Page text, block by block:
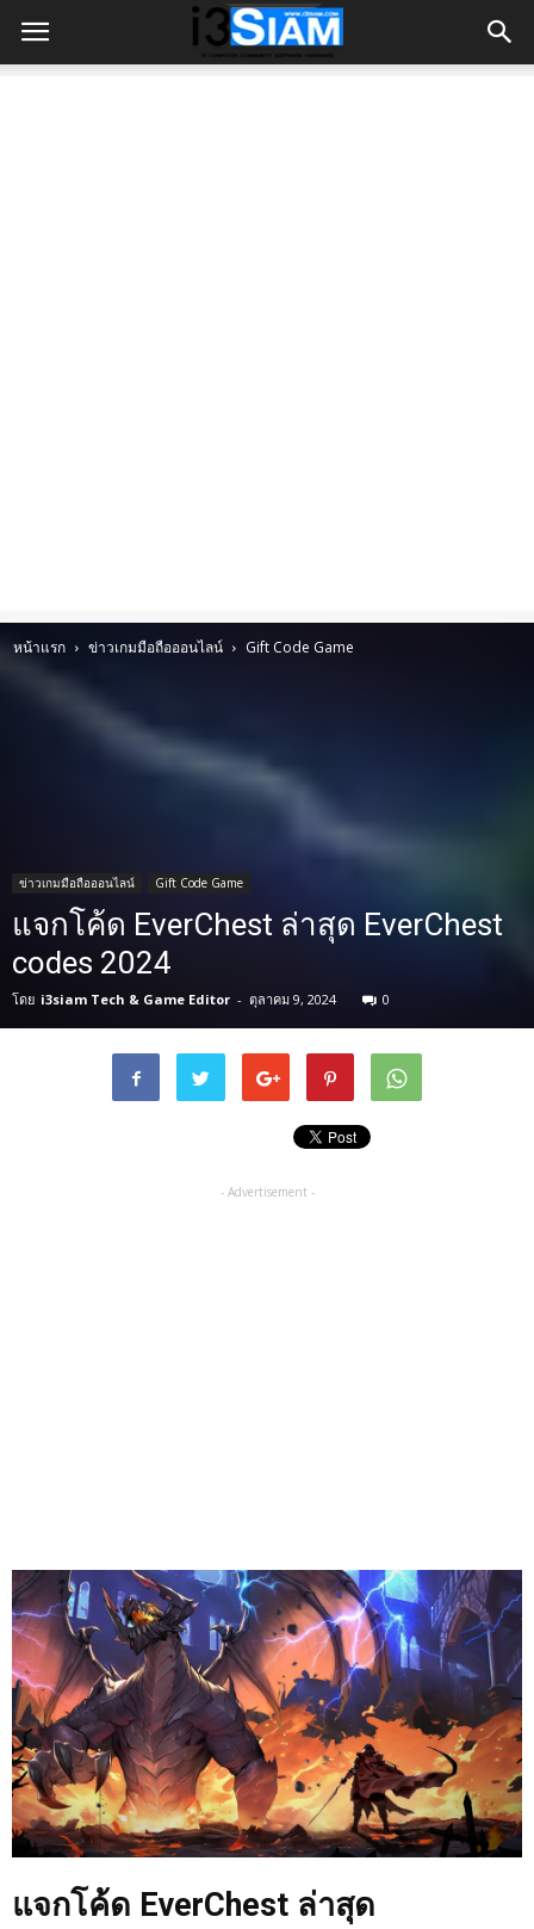
หน้าแรก ข่าวเกมมือถือออนไลน์ Gift Code Game
ข่าวเกมมือถือออนไลน์ Gift Code Game
แจกโค้ด EverChest ล่าสุด EverChest
codes 2024
โดย i3siam Tech & Game Editor - ตุลาคม 9, 2024 0
- Advertisement -
แจกโค้ด EverChest ล่าสุด